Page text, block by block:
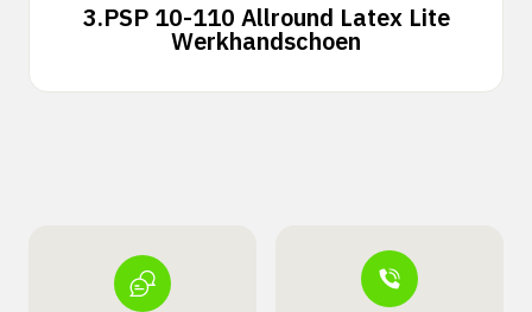
3.PSP 10-110 Allround Latex Lite
Werkhandschoen